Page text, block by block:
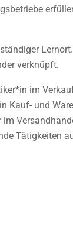
verknüpft.
im
Kauf- und
Tätigkeiten